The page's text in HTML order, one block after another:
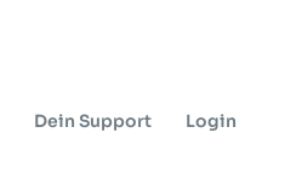
Dein Support Login